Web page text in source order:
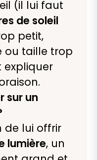
(il lui faut
de soleil
petit,
ou taille trop
expliquer
sur un
de lui offrir
lumière, un